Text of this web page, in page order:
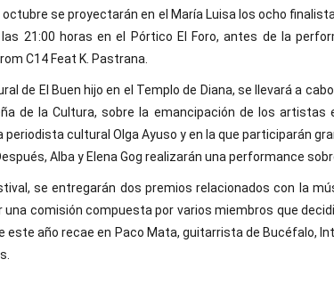
se proyectarán en el María Luisa los ocho
21:00 horas en el Pórtico El Foro, antes de la
C14 Feat K. Pastrana.
de El Buen hijo en el Templo de Diana, se llevará a
de la Cultura, sobre la emancipación de los
periodista cultural Olga Ayuso y en la que participarán
Alba y Elena Gog realizarán una performance
se entregarán dos premios relacionados con la
una comisión compuesta por varios miembros que
este año recae en Paco Mata, guitarrista de Bucéfalo,